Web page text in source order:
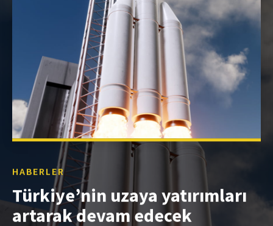
HABERLER
Türkiye’nin uzaya yatırımları
artarak devam edecek